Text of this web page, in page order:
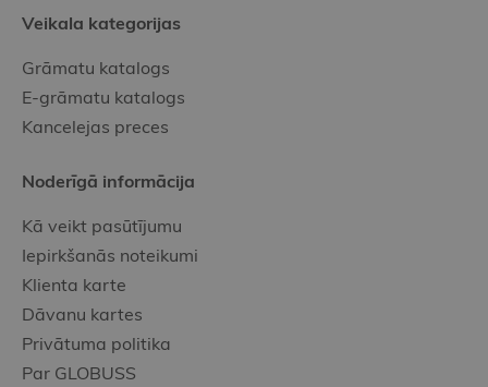
Veikala kategorijas
Grāmatu katalogs
E-grāmatu katalogs
Kancelejas preces
Noderīgā informācija
Kā veikt pasūtījumu
Iepirkšanās noteikumi
Klienta karte
Dāvanu kartes
Privātuma politika
Par GLOBUSS